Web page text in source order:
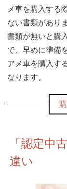
メ車を購入する
ない書類があり
書類が無いと購
で、早めに準備
アメ車を購入す
なります。
「認定中
違い